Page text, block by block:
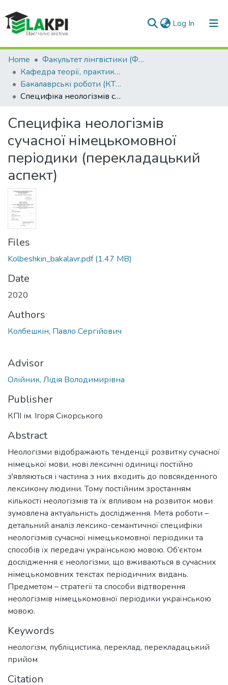
Log In (current)
Communities & Collections
All of DSpace
Statistics
Home
Факультет лінгвістики (ФЛ)
Кафедра теорії, практики та перекладу німецької мови (КТППНМ)
Бакалаврські роботи (КТППНМ)
Специфіка неологізмів сучасної німецькомовної періодики (перекладацький аспект)
Специфіка неологізмів
сучасної німецькомовної
періодики (перекладацький
аспект)
Files
Kolbeshkin_bakalavr.pdf(1.47 MB)
Date
2020
Authors
Колбешкін, Павло Сергійович
Advisor
Олійник, Лідія Володимирівна
Publisher
КПІ ім. Ігоря Сікорського
Abstract
Неологізми відображають тенденції розвитку сучасної
німецької мови, нові лексичні одиниці постійно
з'являються і частина з них входить до повсякденного
лексикону людини. Тому постійним зростанням
кількості неологізмів та їх впливом на розвиток мови
зумовлена актуальність дослідження. Мета роботи –
детальний аналіз лексико-семантичної специфіки
неологізмів сучасної німецькомовної періодики та
способів їх передачі українською мовою. Об’єктом
дослідження є неологізми, що вживаються в сучасних
німецькомовних текстах періодичних видань.
Предметом – стратегії та способи відтворення
неологізмів німецькомовної періодики українською
мовою.
Keywords
неологізм, публіцистика, переклад, перекладацький
прийом
Citation